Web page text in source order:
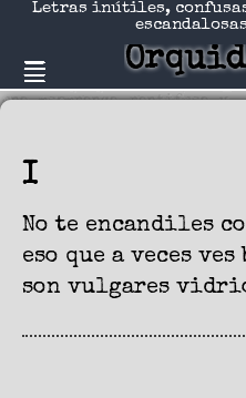
Letras inútiles,
I
No te encandiles
eso que a veces
son vulgares